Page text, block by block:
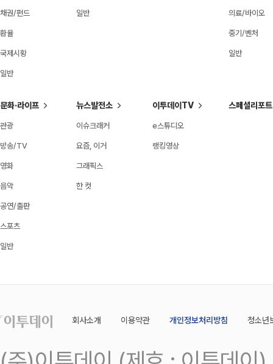
채권/펀드
환율
국제시황
일반
일반 의료/바이오
중기/벤처
일반
문화·라이프
관광
방송/TV
영화
음악
공연/출판
스포츠
일반
뉴스발전소
이슈크래커
요즘, 이거
그래픽스
한 컷
이투데이TV
e스튜디오
랭킹영상
스페셜리포트
회사소개 이용약관 개인정보처리방침 청소년